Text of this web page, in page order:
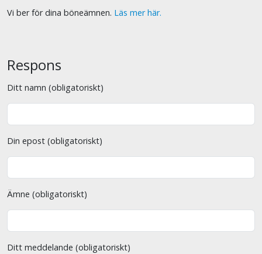
Vi ber för dina böneämnen. Läs mer här.
Respons
Ditt namn (obligatoriskt)
Din epost (obligatoriskt)
Ämne (obligatoriskt)
Ditt meddelande (obligatoriskt)